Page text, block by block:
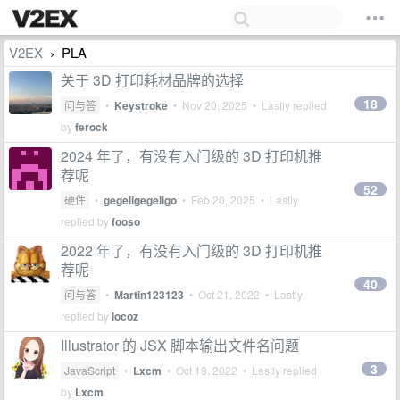
V2EX › PLA
关于 3D 打印耗材品牌的选择
问与答 • Keystroke • Nov 20, 2025 • Lastly replied
byferock
18
2024 年了，有没有入门级的 3D 打印机推
荐呢
硬件 • gegeligegeligo • Feb 20, 2025 • Lastly
replied byfooso
52
2022 年了，有没有入门级的 3D 打印机推
荐呢
问与答 • Martin123123 • Oct 21, 2022 • Lastly
replied bylocoz
40
Illustrator 的 JSX 脚本输出文件名问题
JavaScript • Lxcm • Oct 19, 2022 • Lastly replied
by Lxcm
3